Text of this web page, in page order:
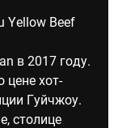
Yellow Beef
в 2017 году.
цене хот-
Гуйчжоу.
столице